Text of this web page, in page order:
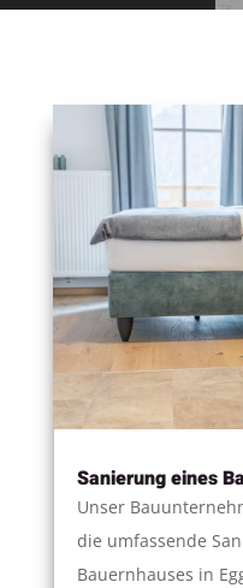
Sanierung eines
Unser
die umfassende
Bauernhauses in